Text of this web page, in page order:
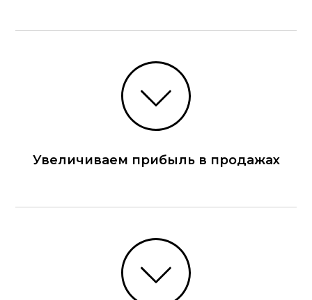
Увеличиваем прибыль в продажах